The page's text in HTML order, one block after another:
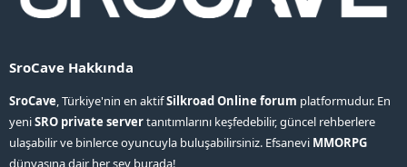
SroCave Hakkında
SroCave, Türkiye'nin en aktifSilkroad Online forum platformudur. En
yeniSRO private servertanıtımlarını keşfedebilir, güncel rehberlere
ulaşabilir ve binlerce oyuncuyla buluşabilirsiniz. Efsanevi MMORPG
dünyasına dair her şey burada!